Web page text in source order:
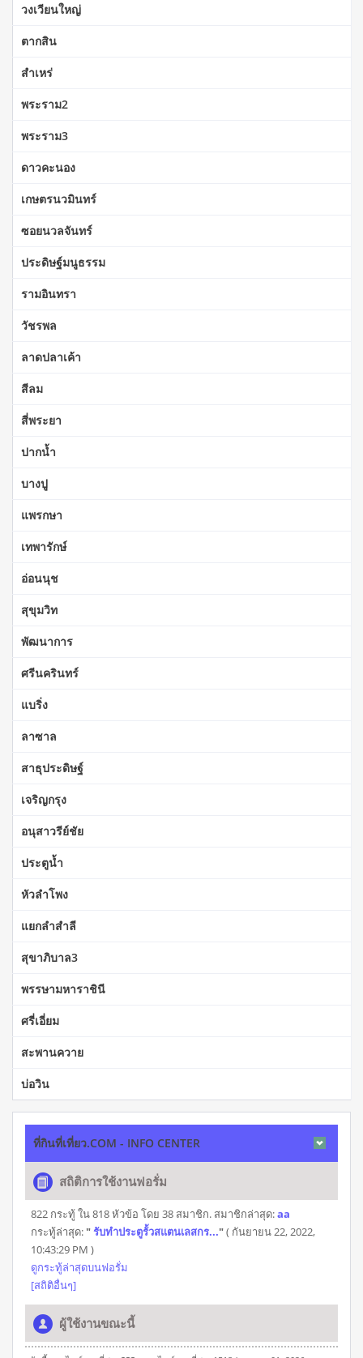
วงเวียนใหญ่
ตากสิน
สำเหร่
พระราม2
พระราม3
ดาวคะนอง
เกษตรนวมินทร์
ซอยนวลจันทร์
ประดิษฐ์มนูธรรม
รามอินทรา
วัชรพล
ลาดปลาเค้า
สีลม
สี่พระยา
ปากน้ำ
บางปู
แพรกษา
เทพารักษ์
อ่อนนุช
สุขุมวิท
พัฒนาการ
ศรีนครินทร์
แบริ่ง
ลาซาล
สาธุประดิษฐ์
เจริญกรุง
อนุสาวรีย์ชัย
ประตูน้ำ
หัวลำโพง
แยกลำสำลี
สุขาภิบาล3
พรรษามหาราชินี
ศรี่เอี่ยม
สะพานควาย
บ่อวิน
ที่กินที่เที่ยว.COM - INFO CENTER
สถิติการใช้งานฟอรั่ม
822 กระทู้ ใน 818 หัวข้อ โดย 38 สมาชิก. สมาชิกล่าสุด:aa
กระทู้ล่าสุด: "รับทำประตูรั้วสแตนเลสกร..."( กันยายน 22, 2022,
10:43:29 PM )
ดูกระทู้ล่าสุดบนฟอรั่ม
[สถิติอื่นๆ]
ผู้ใช้งานขณะนี้